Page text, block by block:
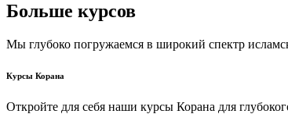
Больше курсов
Мы глубоко погружаемся в широкий спектр
Курсы Корана
Откройте для себя наши курсы Корана для